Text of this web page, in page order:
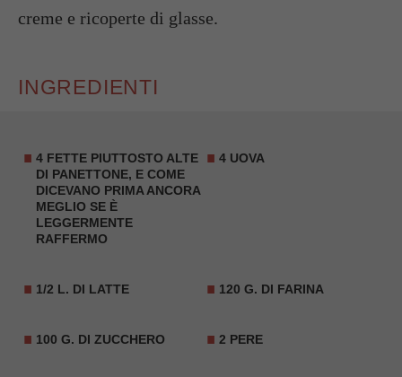
creme e ricoperte di glasse.
INGREDIENTI
4 FETTE PIUTTOSTO ALTE
DI PANETTONE, E COME
DICEVANO PRIMA ANCORA
MEGLIO SE È
LEGGERMENTE
RAFFERMO
4 UOVA
1/2 L. DI LATTE 120 G. DI FARINA
100 G. DI ZUCCHERO 2 PERE